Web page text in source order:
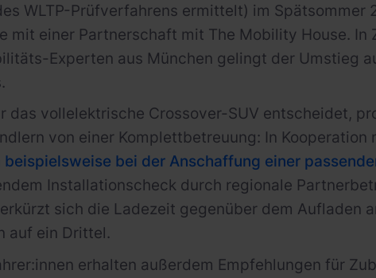
WLTP-Prüfverfahrens ermittelt) im
mit einer Partnerschaft mit The Mobility House. In
Experten aus München gelingt der Umstieg
das vollelektrische Crossover-SUV entscheidet,
von einer Komplettbetreuung: In Kooperation
beispielsweise bei der Anschaffung einer
Installationscheck durch regionale
sich die Ladezeit gegenüber dem Aufladen
auf ein Drittel.
erhalten außerdem Empfehlungen für